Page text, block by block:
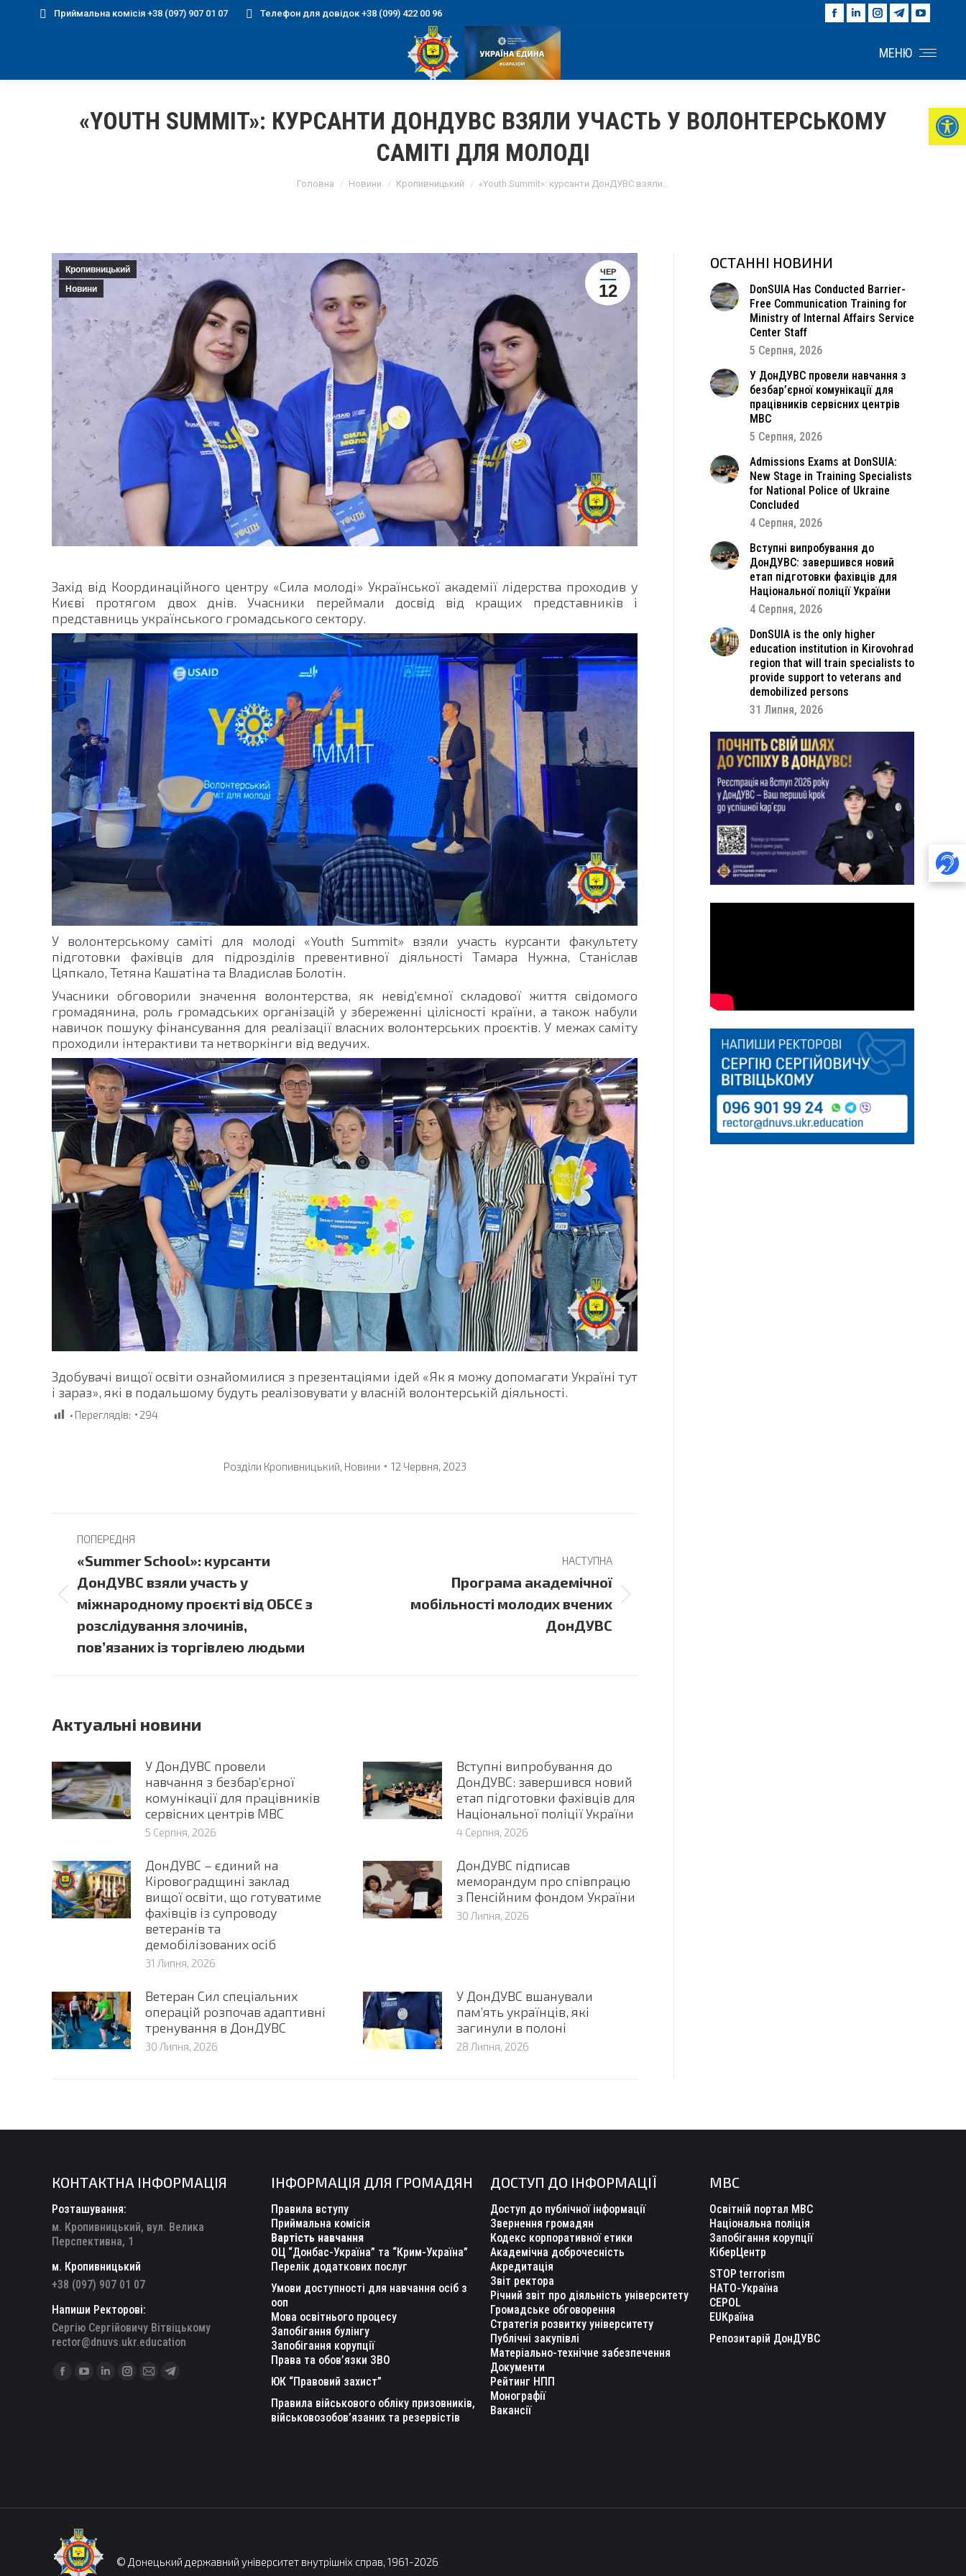
Приймальна комісія +38 (097) 907 01 07 Телефон для довідок +38 (099) 422 00 96
FacebookLinkedin
opens
Instagram
opens
window
Telegram
opens
window
opens
МЕНЮ
«YOUTH SUMMIT»: КУРСАНТИ ДОНДУВС ВЗЯЛИ УЧАСТЬ У ВОЛОНТЕРСЬКОМУ
САМІТІ ДЛЯ МОЛОДІ
Головна Новини Кропивницький «Youth Summit»: курсанти ДонДУВС взяли…
ЧЕР
12
Кропивницький
Новини
Захід від Координаційного центру «Сила молоді» Української академії лідерства проходив у
Києві протягом двох днів. Учасники переймали досвід від кращих представників і
представниць українського громадського сектору.
У волонтерському саміті для молоді «Youth Summit» взяли участь курсанти факультету
підготовки фахівців для підрозділів превентивної діяльності Тамара Нужна, Станіслав
Цяпкало, Тетяна Кашатіна та Владислав Болотін.
Учасники обговорили значення волонтерства, як невід’ємної складової життя свідомого
громадянина, роль громадських організацій у збереженні цілісності країни, а також набули
навичок пошуку фінансування для реалізації власних волонтерських проєктів. У межах саміту
проходили інтерактиви та нетворкінги від ведучих.
Здобувачі вищої освіти ознайомилися з презентаціями ідей «Як я можу допомагати Україні тут
і зараз», які в подальшому будуть реалізовувати у власній волонтерській діяльності.
Переглядів: 294
Розділи Кропивницький, Новини 12 Червня, 2023
Post
navigation
ПОПЕРЕДНЯ
Previous
«Summer School»: курсанти
ДонДУВС взяли участь у
міжнародному проєкті від ОБСЄ з
розслідування злочинів,
пов’язаних із торгівлею людьми
НАСТУПНА
Програма академічної
мобільності молодих вчених
ДонДУВС
Актуальні новини
У ДонДУВС провели
навчання з безбар’єрної
комунікації для працівників
сервісних центрів МВС
5 Серпня, 2026
Вступні випробування до
ДонДУВС: завершився новий
етап підготовки фахівців для
Національної поліції України
4 Серпня, 2026
ДонДУВС – єдиний на
Кіровоградщині заклад
вищої освіти, що готуватиме
фахівців із супроводу
ветеранів та
демобілізованих осіб
31 Липня, 2026
ДонДУВС підписав
меморандум про співпрацю
з Пенсійним фондом України
30 Липня, 2026
Ветеран Сил спеціальних
операцій розпочав адаптивні
тренування в ДонДУВС
30 Липня, 2026
У ДонДУВС вшанували
пам’ять українців, які
загинули в полоні
28 Липня, 2026
ОСТАННІ НОВИНИ
DonSUIA Has Conducted Barrier-
Free Communication Training for
Ministry of Internal Affairs Service
Center Staff
5 Серпня, 2026
У ДонДУВС провели навчання з
безбар’єрної комунікації для
працівників сервісних центрів
МВС
5 Серпня, 2026
Admissions Exams at DonSUIA:
New Stage in Training Specialists
for National Police of Ukraine
Concluded
4 Серпня, 2026
Вступні випробування до
ДонДУВС: завершився новий
етап підготовки фахівців для
Національної поліції України
4 Серпня, 2026
DonSUIA is the only higher
education institution in Kirovohrad
region that will train specialists to
provide support to veterans and
demobilized persons
31 Липня, 2026
КОНТАКТНА ІНФОРМАЦІЯ
Розташування:
м. Кропивницький, вул. Велика
Перспективна, 1
м. Кропивницький
+38 (097) 907 01 07
Напиши Ректорові:
Сергію Сергійовичу Вітвіцькому
rector@dnuvs.ukr.education
Find us on:
Facebook
YouTubeLinkedinInstagram
Mail
Telegram
ІНФОРМАЦІЯ ДЛЯ ГРОМАДЯН
Правила вступу
Приймальна комісія
Вартість навчання
ОЦ “Донбас-Україна” та “Крим-Україна”
Перелік додаткових послуг
Умови доступності для навчання осіб з
ооп
Мова освітнього процесу
Запобігання булінгу
Запобігання корупції
Права та обов’язки ЗВО
ЮК “Правовий захист”
Правила військового обліку призовників,
військовозобов’язаних та резервістів
ДОСТУП ДО ІНФОРМАЦІЇ
Доступ до публічної інформації
Звернення громадян
Кодекс корпоративної етики
Академічна доброчесність
Акредитація
Звіт ректора
Річний звіт про діяльність університету
Громадське обговорення
Стратегія розвитку університету
Публічні закупівлі
Матеріально-технічне забезпечення
Документи
Рейтинг НПП
Монографії
Вакансії
МВС
Освітній портал МВС
Національна поліція
Запобігання корупції
КіберЦентр
STOP terrorism
НАТО-Україна
CEPOL
EUКраїна
Репозитарій ДонДУВС
© Донецький державний університет внутрішніх справ, 1961-2026